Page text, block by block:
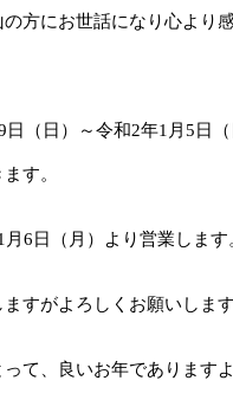
方にお世話になり心より
日（日）～令和2年1月5日
す。
6日（月）より営業します
すがよろしくお願いします
て、良いお年であります